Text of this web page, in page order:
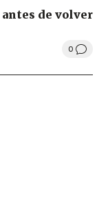
de volver
0